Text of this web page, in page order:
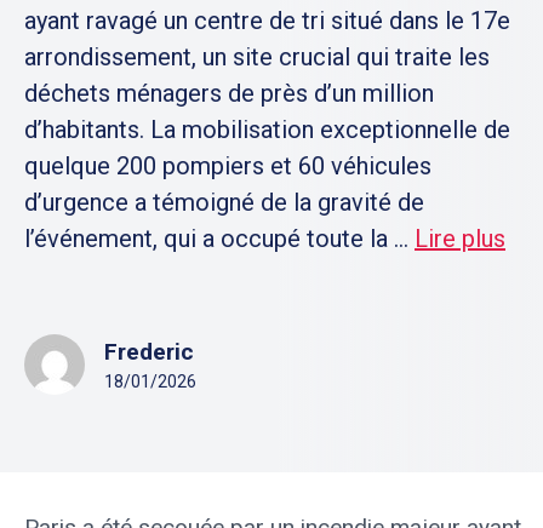
ayant ravagé un centre de tri situé dans le 17e
arrondissement, un site crucial qui traite les
déchets ménagers de près d’un million
d’habitants. La mobilisation exceptionnelle de
quelque 200 pompiers et 60 véhicules
d’urgence a témoigné de la gravité de
l’événement, qui a occupé toute la ... Lire plus
Frederic
18/01/2026